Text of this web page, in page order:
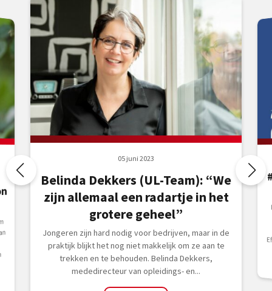
05 juni 2023
Belinda Dekkers (UL-Team): “We
zijn allemaal een radartje in het
grotere geheel”
Jongeren zijn hard nodig voor bedrijven, maar in de
praktijk blijkt het nog niet makkelijk om ze aan te
trekken en te behouden. Belinda Dekkers,
mededirecteur van opleidings- en...